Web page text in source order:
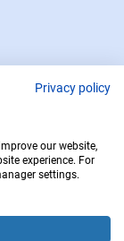
112
Privacy policy
our website,
experience. For
settings.